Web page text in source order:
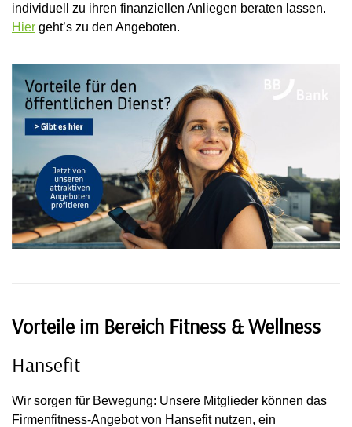
individuell zu ihren finanziellen Anliegen beraten lassen.
Hier geht’s zu den Angeboten.
Vorteile im Bereich Fitness & Wellness
Hansefit
Wir sorgen für Bewegung: Unsere Mitglieder können das
Firmenfitness-Angebot von Hansefit nutzen, ein